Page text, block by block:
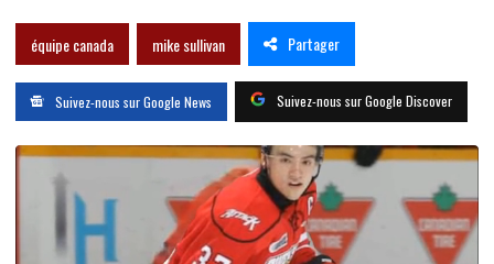
équipe canada mike sullivan Partager
Suivez-nous sur Google News Suivez-nous sur Google Discover